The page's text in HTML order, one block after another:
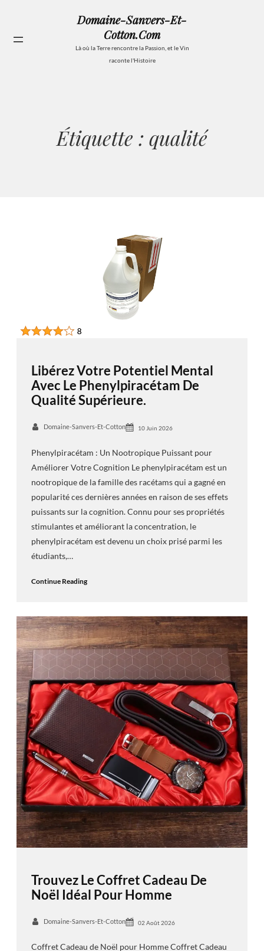
contenu
Domaine-Sanvers-Et-
Cotton.com
Là où la Terre rencontre la Passion, et le Vin
raconte l'Histoire
Étiquette : qualité
Libérez Votre Potentiel Mental
Avec Le Phenylpiracétam De
Qualité Supérieure.
Domaine-Sanvers-Et-Cotton 10 Juin 2026
Phenylpiracétam : Un Nootropique Puissant pour
Améliorer Votre Cognition Le phenylpiracétam est un
nootropique de la famille des racétams qui a gagné en
popularité ces dernières années en raison de ses effets
puissants sur la cognition. Connu pour ses propriétés
stimulantes et améliorant la concentration, le
phenylpiracétam est devenu un choix prisé parmi les
étudiants,…
Continue Reading
Trouvez Le Coffret Cadeau De
Noël Idéal Pour Homme
Domaine-Sanvers-Et-Cotton 02 Août 2026
Coffret Cadeau de Noël pour Homme Coffret Cadeau